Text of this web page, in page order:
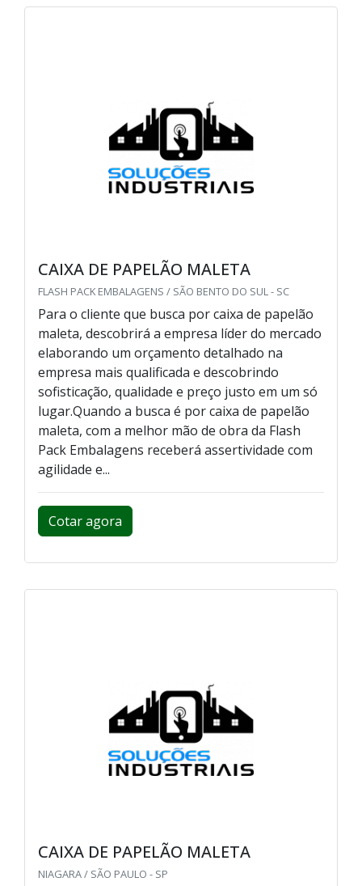
CAIXA DE PAPELÃO MALETA
FLASH PACK EMBALAGENS / SÃO BENTO DO SUL - SC
Para o cliente que busca por caixa de papelão
maleta, descobrirá a empresa líder do mercado
elaborando um orçamento detalhado na
empresa mais qualificada e descobrindo
sofisticação, qualidade e preço justo em um só
lugar.Quando a busca é por caixa de papelão
maleta, com a melhor mão de obra da Flash
Pack Embalagens receberá assertividade com
agilidade e...
Cotar agora
CAIXA DE PAPELÃO MALETA
NIAGARA / SÃO PAULO - SP